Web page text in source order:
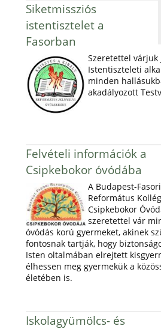
Siketmissziós
istentisztelet a
Fasorban
Szeretettel várjuk
Istentiszteleti
minden
akadályozott
Felvételi információk a
Csipkebokor óvódába
A Budapest-Fasori
Református
Csipkebokor
szeretettel vár
óvódás korú gyermeket, akinek
fontosnak tartják, hogy
Isten oltalmában elrejtett
élhessen meg gyermekük a
életében is.
Iskolagyümölcs- és